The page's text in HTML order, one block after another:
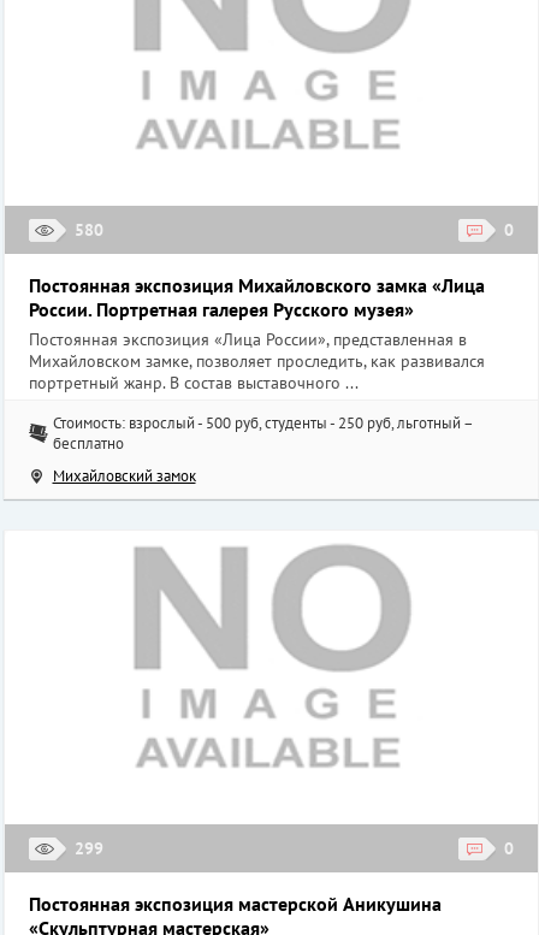
580 0
Постоянная экспозиция Михайловского замка «Лица
России. Портретная галерея Русского музея»
Постоянная экспозиция «Лица России», представленная в
Михайловском замке, позволяет проследить, как развивался
портретный жанр. В состав выставочного ...
Стоимость: взрослый - 500 руб, студенты - 250 руб, льготный –
бесплатно
Михайловский замок
299 0
Постоянная экспозиция мастерской Аникушина
«Скульптурная мастерская»